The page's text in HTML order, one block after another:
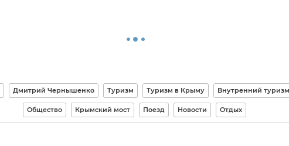
Дмитрий Чернышенко Туризм Туризм в Крыму Внутренний туризм
Общество Крымский мост Поезд Новости Отдых